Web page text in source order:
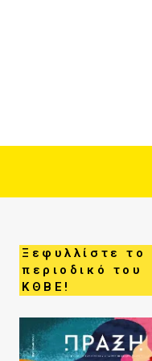
Ξεφυλλίστε το
περιοδικό του
ΚΘΒΕ!